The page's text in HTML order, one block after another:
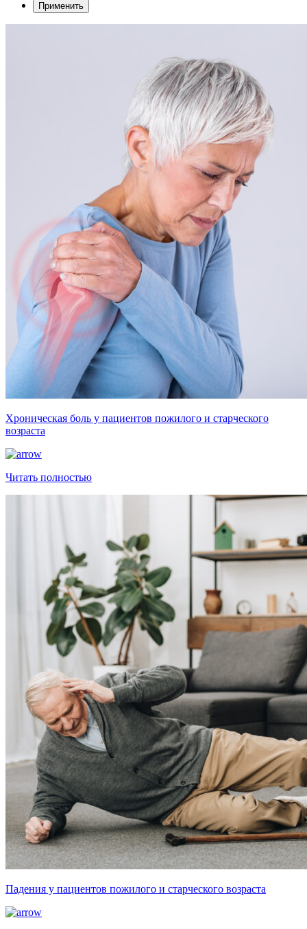
Применить
Хроническая боль у пациентов пожилого и старческого
возраста
Читать полностью
Падения у пациентов пожилого и старческого возраста